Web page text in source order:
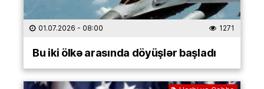
01.07.2026 - 08:00 1271
Bu iki ölkə arasında döyüşlər başladı